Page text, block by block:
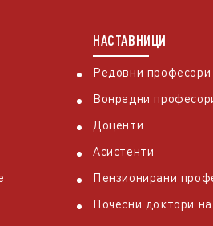
НАСТАВНИЦИ
Редовни професори
Вонредни
Доценти
Асистенти
Пензионирани
Почесни доктори